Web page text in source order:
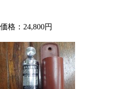
価格：24,800円